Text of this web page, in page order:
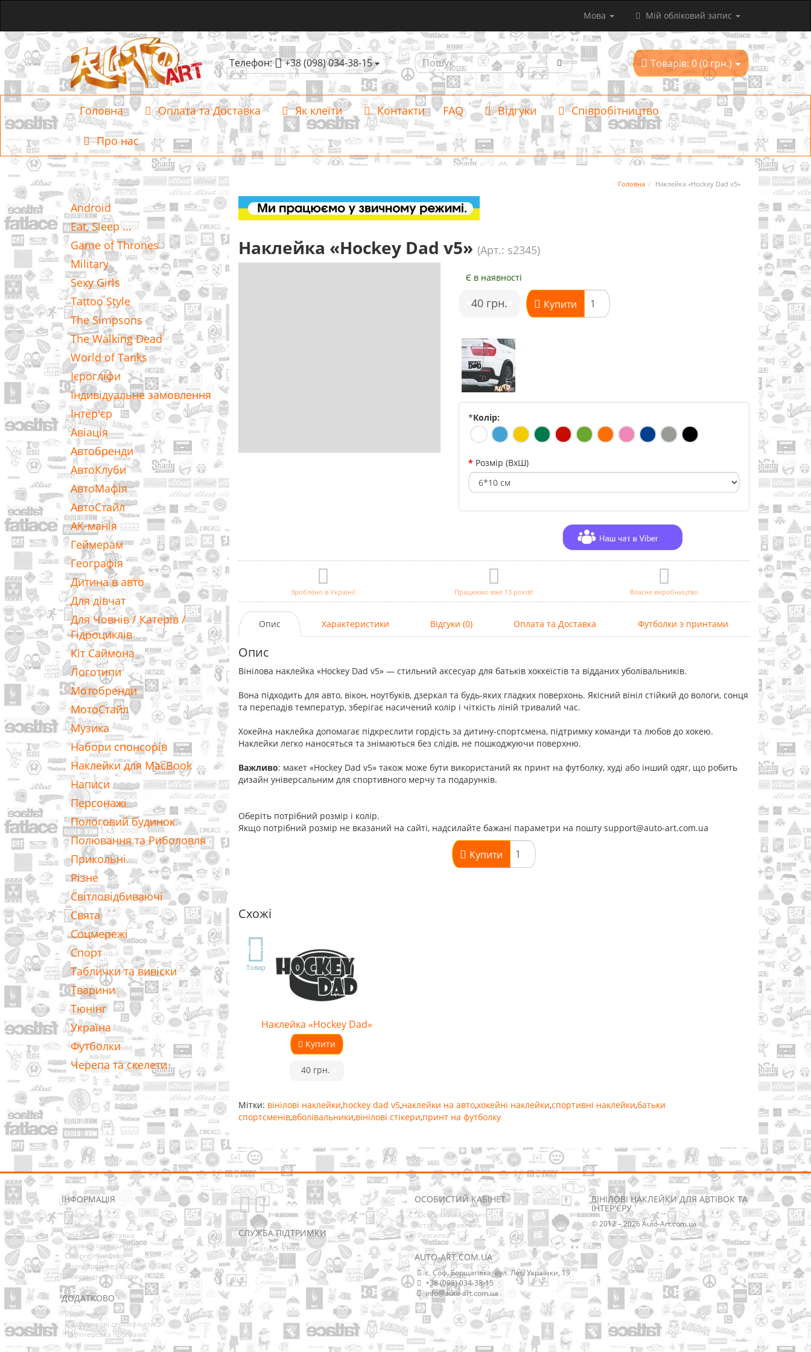
Мова Мій обліковий запис
Телефон: +38 (098) 034-38-15 Товарів: 0 (0 грн.)
Головна Оплата та Доставка Як клеїти Контакти FAQ Відгуки Співробітництво
Про нас
Категорії
Android
Eat, Sleep ...
Game of Thrones
Military
Sexy Girls
Tattoo Style
The Simpsons
The Walking Dead
World of Tanks
Ієрогліфи
Індивідуальне замовлення
Інтер'єр
Авіація
Автобренди
АвтоКлуби
АвтоМафія
АвтоСтайл
АК-манія
Геймерам
Географія
Дитина в авто
Для дівчат
Для Човнів / Катерів /
Гідроциклів
Кіт Саймона
Логотипи
Мотобренди
МотоСтайл
Музика
Набори спонсорів
Наклейки для MacBook
Написи
Персонажі
Пологовий будинок
Полювання та Риболовля
Прикольні
Різне
Світловідбиваючі
Свята
Соцмережі
Спорт
Таблички та вивіски
Тварини
Тюнінг
Україна
Футболки
Черепа та скелети
Головна Наклейка «Hockey Dad v5»
Наклейка «Hockey Dad v5» (Арт.: s2345)
Є в наявності
•40 грн. Купити
*Колір:
Розмір (ВхШ)
Зроблено в Україні! Працюємо вже 13 років! Власне виробництво
Опис Характеристики Відгуки (0) Оплата та Доставка Футболки з принтами
Опис
Вінілова наклейка «Hockey Dad v5» — стильний аксесуар для батьків хоккеїстів та відданих уболівальників.
Вона підходить для авто, вікон, ноутбуків, дзеркал та будь-яких гладких поверхонь. Якісний вініл стійкий до вологи, сонця
та перепадів температур, зберігає насичений колір і чіткість ліній тривалий час.
Хокейна наклейка допомагає підкреслити гордість за дитину-спортсмена, підтримку команди та любов до хокею.
Наклейки легко наносяться та знімаються без слідів, не пошкоджуючи поверхню.
Важливо: макет «Hockey Dad v5» також може бути використаний як принт на футболку, худі або інший одяг, що робить
дизайн універсальним для спортивного мерчу та подарунків.
Оберіть потрібний розмір і колір.
Якщо потрібний розмір не вказаний на сайті, надсилайте бажані параметри на пошту support@auto-art.com.ua
Купити
Схожі
TOP
Товар
Наклейка «Hockey Dad»
Купити
40 грн.
Мітки: вінілові наклейки,hockey dad v5,наклейки на авто,хокейні наклейки,спортивні наклейки,батьки
спортсменів,вболівальники,вінілові стікери,принт на футболку
ІНФОРМАЦІЯ
Про нас
Доставка
Оплата та Доставка
Условия соглашения
Співробітництво
Володарям авторських прав
Повернення товарів
ДОДАТКОВО
Виробники
Подарункові сертифікати
Партнерська програма
Акції
СЛУЖБА ПІДТРИМКИ
Зв’язатися з нами
Мапа сайту
ОСОБИСТИЙ КАБІНЕТ
Особистий Кабінет
Історія замовлень
Розсилка
AUTO-ART.COM.UA
с. Соф. Борщагівка, вул. Лесі Українки, 19
+38 (098) 034-38-15
info@auto-art.com.ua
ВІНІЛОВІ НАКЛЕЙКИ ДЛЯ АВТІВОК ТА
ІНТЕР'ЄРУ
© 2012 – 2026 Auto-Art.com.ua